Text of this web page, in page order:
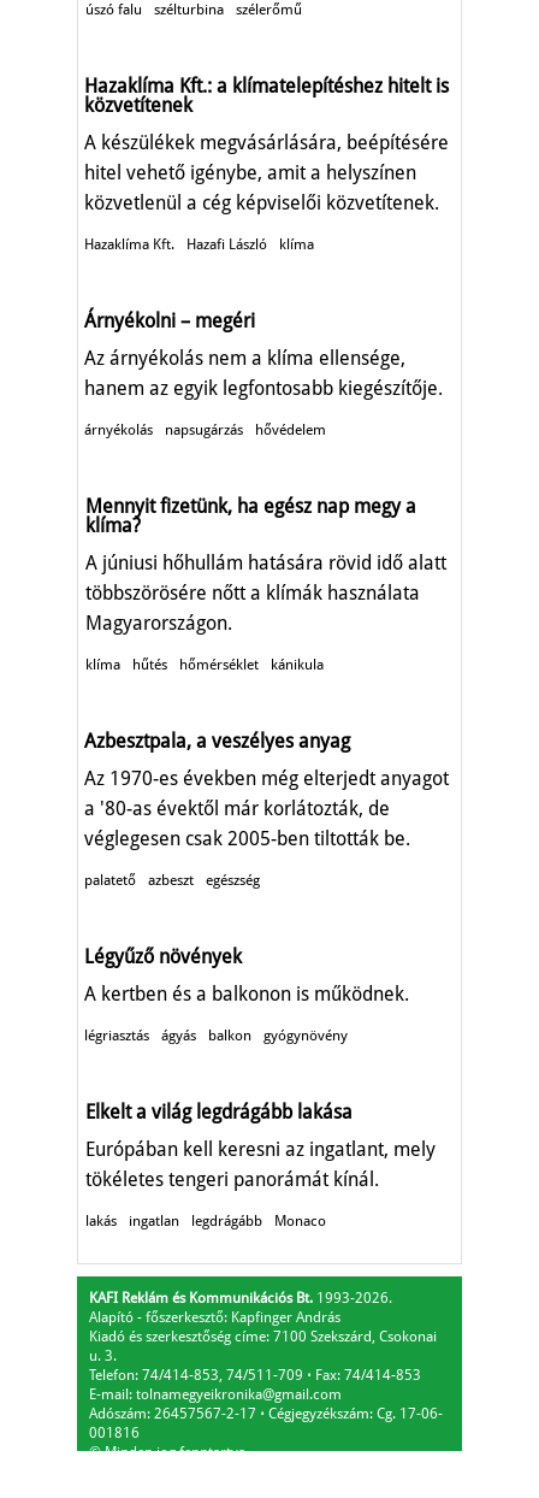
úszó falu szélturbina szélerőmű
Hazaklíma Kft.: a klímatelepítéshez hitelt is
közvetítenek
A készülékek megvásárlására, beépítésére
hitel vehető igénybe, amit a helyszínen
közvetlenül a cég képviselői közvetítenek.
Hazaklíma Kft. Hazafi László klíma
Árnyékolni – megéri
Az árnyékolás nem a klíma ellensége,
hanem az egyik legfontosabb kiegészítője.
árnyékolás napsugárzás hővédelem
Mennyit fizetünk, ha egész nap megy a
klíma?
A júniusi hőhullám hatására rövid idő alatt
többszörösére nőtt a klímák használata
Magyarországon.
klíma hűtés hőmérséklet kánikula
Azbesztpala, a veszélyes anyag
Az 1970-es években még elterjedt anyagot
a '80-as évektől már korlátozták, de
véglegesen csak 2005-ben tiltották be.
palatető azbeszt egészség
Légyűző növények
A kertben és a balkonon is működnek.
légriasztás ágyás balkon gyógynövény
Elkelt a világ legdrágább lakása
Európában kell keresni az ingatlant, mely
tökéletes tengeri panorámát kínál.
lakás ingatlan legdrágább Monaco
KAFI Reklám és Kommunikációs Bt. 1993-2026.
Alapító - főszerkesztő: Kapfinger András
Kiadó és szerkesztőség címe: 7100 Szekszárd, Csokonai
u. 3.
Telefon: 74/414-853, 74/511-709 ⋅ Fax: 74/414-853
E-mail: tolnamegyeikronika@gmail.com
Adószám: 26457567-2-17 ⋅ Cégjegyzékszám: Cg. 17-06-
001816
© Minden jog fenntartva.